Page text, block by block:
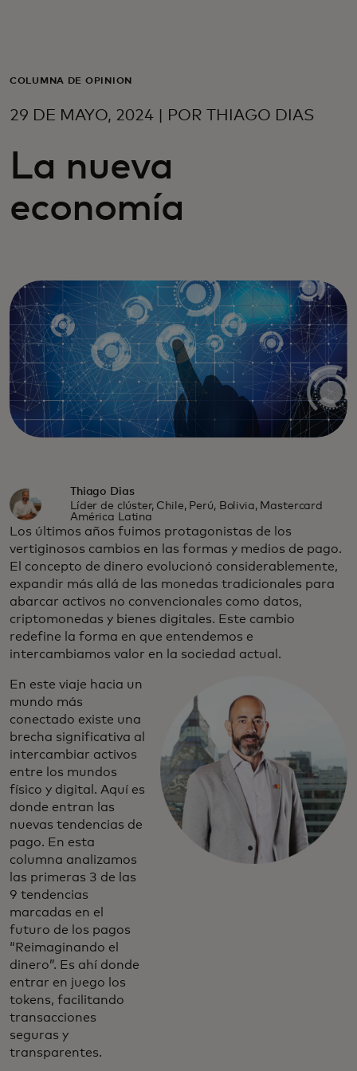
Para empresas
Para innovadores
COLUMNA DE OPINIÓN
29 DE MAYO, 2024 | POR THIAGO DIAS
La nueva
economía
Thiago Dias
Líder de clúster, Chile, Perú, Bolivia, Mastercard
América Latina
Los últimos años fuimos protagonistas de los
vertiginosos cambios en las formas y medios de pago.
El concepto de dinero evolucionó considerablemente,
expandir más allá de las monedas tradicionales para
abarcar activos no convencionales como datos,
criptomonedas y bienes digitales. Este cambio
redefine la forma en que entendemos e
intercambiamos valor en la sociedad actual.
En este viaje hacia un
mundo más
conectado existe una
brecha significativa al
intercambiar activos
entre los mundos
físico y digital. Aquí es
donde entran las
nuevas tendencias de
pago. En esta
columna analizamos
las primeras 3 de las
9 tendencias
marcadas en el
futuro de los pagos
“Reimaginando el
dinero”. Es ahí donde
entrar en juego los
tokens, facilitando
transacciones
seguras y
transparentes.